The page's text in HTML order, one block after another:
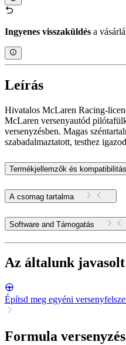
Ingyenes visszaküldés a
Leírás
Hivatalos McLaren Racing-
McLaren versenyautód
versenyzésben. Magas
szabadalmaztatott, testhez
Termékjellemzők és kompatibilitás
A csomag tartalma
Software and Támogatás
Az általunk
Építsd meg egyéni
Formula